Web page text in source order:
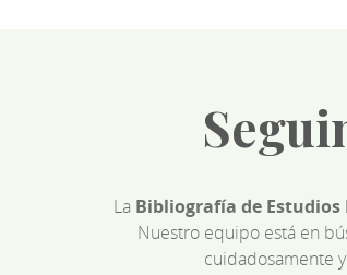
La Bibliografía de Estudios
Nuestro equipo está en
cuidadosamente